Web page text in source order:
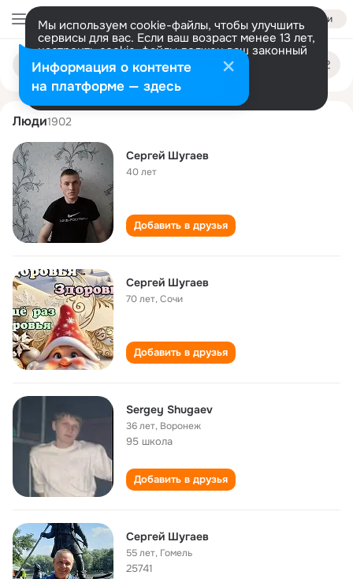
Войти
Мы используем cookie-файлы, чтобы улучшить
сервисы для вас. Если ваш возраст менее 13 лет,
настроить cookie-файлы должен ваш законный
представитель. Больше информации
Разрешить все Настроить
Поиск
людям
sergey shugaev
Люди1902
Сергей Шугаев
40 лет
Добавить в друзья
Сергей Шугаев
70 лет,Сочи
Добавить в друзья
Sergey Shugaev
36 лет, Воронеж
95 школа
Добавить в друзья
Сергей Шугаев
55 лет, Гомель
25741
Информация о контенте
на платформе — здесь